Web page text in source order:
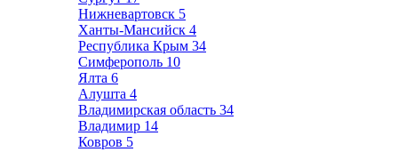
Нижневартовск 5
Ханты-Мансийск 4
Республика Крым 34
Симферополь 10
Ялта 6
Алушта 4
Владимирская область 34
Владимир 14
Ковров 5